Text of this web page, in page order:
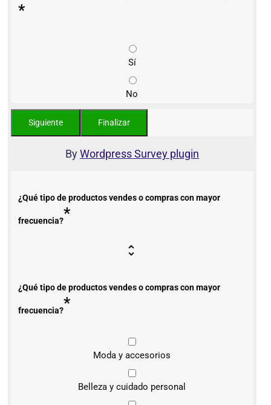
*
Sí
No
ByWordpress Survey plugin
¿Qué tipo de productos vendes o compras con mayor
frecuencia?*
¿Qué tipo de productos vendes o compras con mayor
frecuencia?*
Moda y accesorios
Belleza y cuidado personal